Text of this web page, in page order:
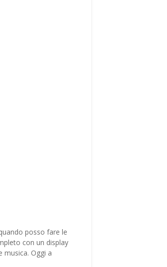
posso fare le
con un display
Oggi a